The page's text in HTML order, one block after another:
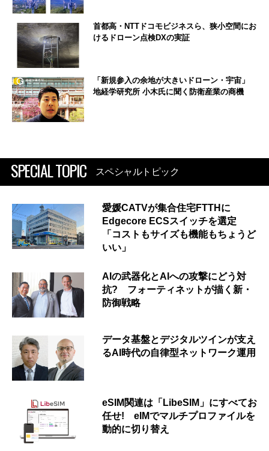
首都高・NTTドコモビジネスら、狭小空間にお
けるドローン点検DXの実証
「新規参入の余地が大きいドローン・宇宙」
地経学研究所 小木氏に聞く防衛産業の商機
SPECIAL TOPIC スペシャルトピック
愛媛CATVが集合住宅FTTHに
Edgecore ECSスイッチを選定
「コストもサイズも機能もちょうど
いい」
AIの武器化とAIへの攻撃にどう対
抗? フォーティネットが描く新・
防御戦略
データ基盤とデジタルツインが支え
るAI時代の自律型ネットワーク運用
eSIM関連は「LibeSIM」にすべてお
任せ! eIMでマルチプロファイルを
動的に切り替え